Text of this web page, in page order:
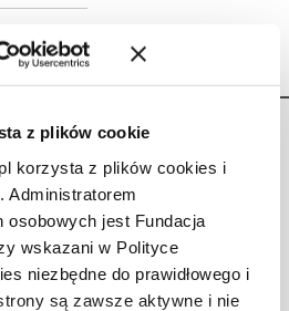
z plików cookie
korzysta z plików cookies i
Administratorem
osobowych jest Fundacja
wskazani w Polityce
niezbędne do prawidłowego i
są zawsze aktywne i nie